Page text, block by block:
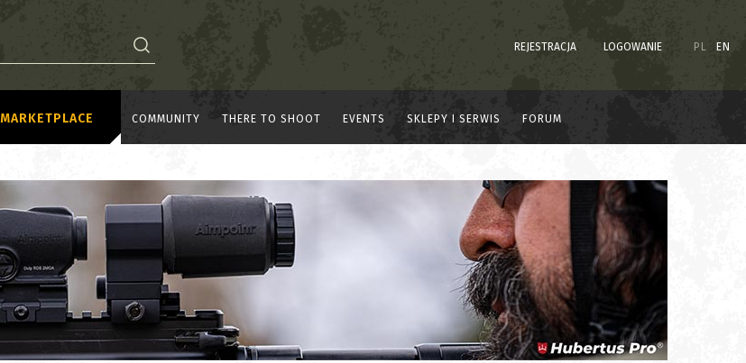
REJESTRACJA LOGOWANIE PL EN
MARKETPLACE COMMUNITY THERE TO SHOOT EVENTS SKLEPY I SERWIS FORUM